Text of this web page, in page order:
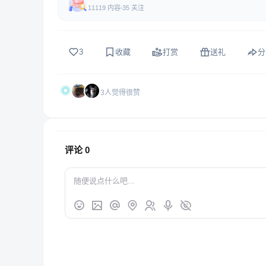
11119 内容 35 关注
3 收藏 打赏 送礼
3人觉得很赞
评论0